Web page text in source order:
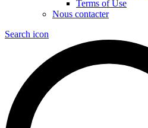
Terms of Use
Nous contacter
Search icon